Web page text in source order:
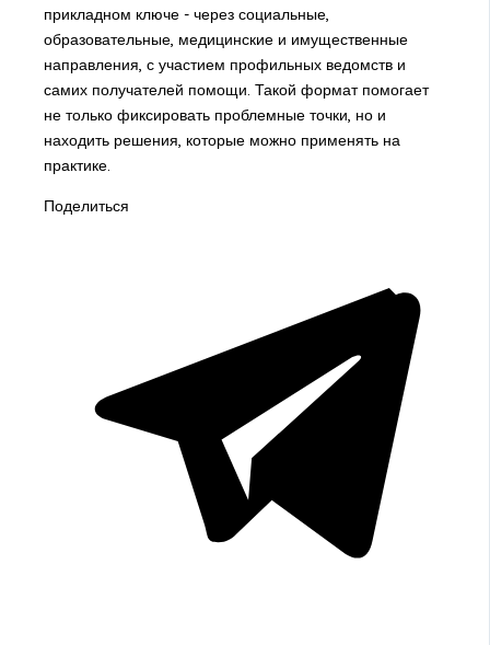
прикладном ключе - через социальные,
образовательные, медицинские и имущественные
направления, с участием профильных ведомств и
самих получателей помощи. Такой формат помогает
не только фиксировать проблемные точки, но и
находить решения, которые можно применять на
практике.
Поделиться